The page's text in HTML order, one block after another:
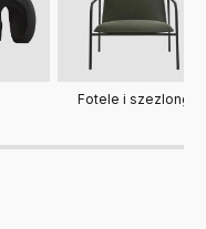
Fotele i szezlongi